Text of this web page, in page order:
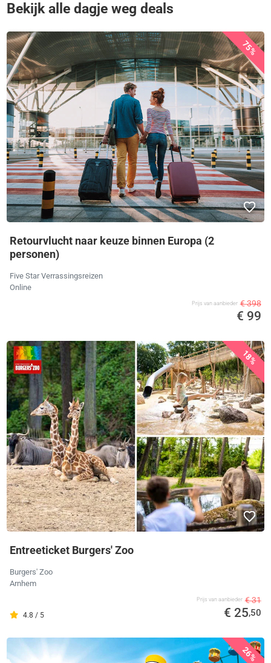
Bekijk alle dagje weg deals
75%
Retourvlucht naar keuze binnen Europa (2
personen)
Five Star Verrassingsreizen
Online
Prijs van aanbieder € 398
€ 99
18%
Entreeticket Burgers' Zoo
Burgers' Zoo
Arnhem
4.8 / 5
Prijs van aanbieder € 31
€ 25,50
26%